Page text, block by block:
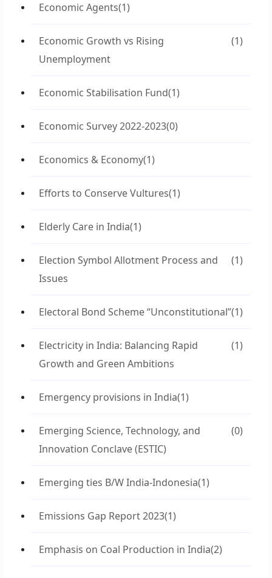
Economic Agents(1)
Economic Growth vs Rising
Unemployment
(1)
Economic Stabilisation Fund(1)
Economic Survey 2022-2023(0)
Economics & Economy(1)
Efforts to Conserve Vultures(1)
Elderly Care in India(1)
Election Symbol Allotment Process and
Issues
(1)
Electoral Bond Scheme “Unconstitutional”(1)
Electricity in India: Balancing Rapid
Growth and Green Ambitions
(1)
Emergency provisions in India(1)
Emerging Science, Technology, and
Innovation Conclave (ESTIC)
(0)
Emerging ties B/W India-Indonesia(1)
Emissions Gap Report 2023(1)
Emphasis on Coal Production in India(2)